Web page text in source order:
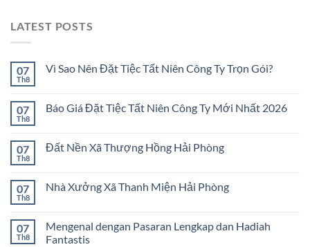
LATEST POSTS
07
Th8
Vì Sao Nên Đặt Tiệc Tất Niên Công Ty Trọn Gói?
07
Th8
Báo Giá Đặt Tiệc Tất Niên Công Ty Mới Nhất 2026
07
Th8
Đất Nền Xã Thượng Hồng Hải Phòng
07
Th8
Nhà Xưởng Xã Thanh Miện Hải Phòng
07
Th8
Mengenal dengan Pasaran Lengkap dan Hadiah
Fantastis